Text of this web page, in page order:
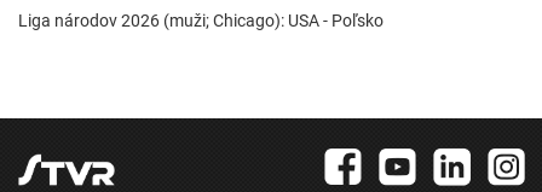
Liga národov 2026 (muži; Chicago): USA - Poľsko